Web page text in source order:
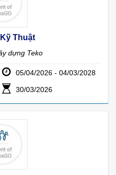
Thuật
dựng Teko
05/04/2026 - 04/03/2028
30/03/2026